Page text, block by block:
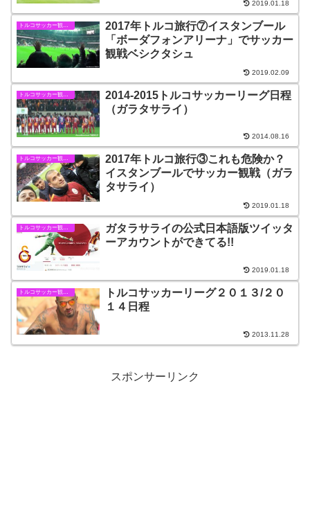
2019.01.18
トルコサッカー観戦情報
2017年トルコ旅行⑦イスタンブール
「ボーダフォンアリーナ」でサッカー
観戦ベシクタシュ
2019.02.09
2014-2015トルコサッカーリーグ日程
（ガラタサライ）
2014.08.16
トルコサッカー観戦情報
2017年トルコ旅行③これも危険か？
イスタンブールでサッカー観戦（ガラ
タサライ）
2019.01.18
トルコサッカー観戦情報
ガタラサライの公式日本語版ツイッタ
ーアカウントができてる!!
2019.01.18
トルコサッカー観戦情報
トルコサッカーリーグ２０１３/２０
１４日程
2013.11.28
スポンサーリンク